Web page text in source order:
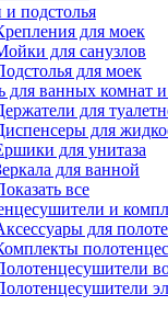
подстолья
для моек
для санузлов
для моек
для ванных комнат и
для
для
для унитаза
для ванной
все
и
для